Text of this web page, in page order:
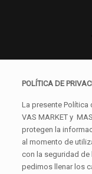
POLÍTICA DE
La presente Política
VAS MARKET y
protegen la
al momento de
con la seguridad
pedimos llenar los